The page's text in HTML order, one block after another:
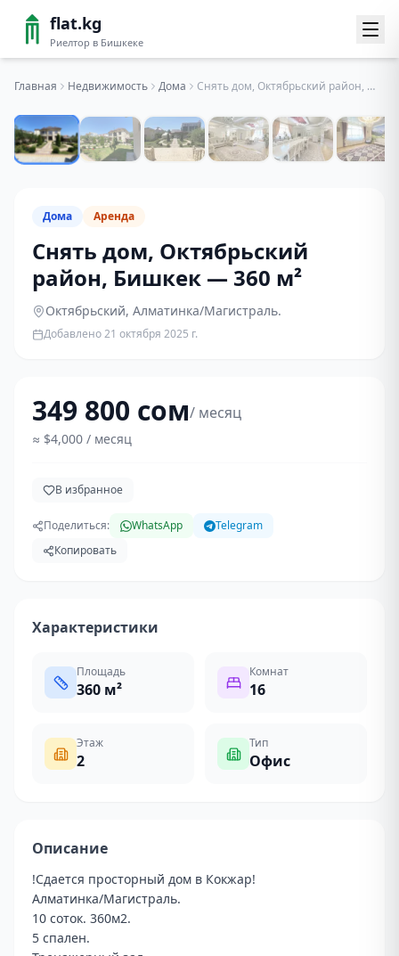
flat.kg
Риелтор в Бишкеке
Главная Недвижимость Дома Снять дом, Октябрьский район, Бишкек — 360 м²
1 /10
Дома Аренда
Снять дом, Октябрьский
район, Бишкек — 360 м²
Октябрьский, Алматинка/Магистраль.
Добавлено21 октября 2025 г.
349 800 сом/ месяц
≈ $4,000 / месяц
В избранное
Поделиться: WhatsApp
Telegram
Копировать
Характеристики
Площадь
360 м²
Комнат
16
Этаж
2
Тип
Офис
Описание
!Сдается просторный дом в Кокжар!
Алматинка/Магистраль.
10 соток. 360м2.
5 спален.